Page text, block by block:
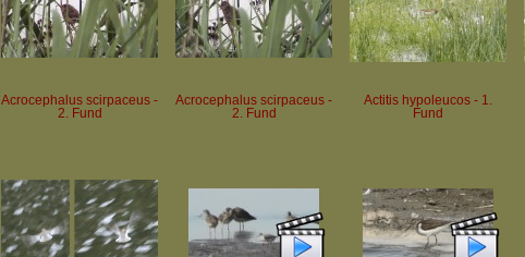
Acrocephalus scirpaceus -
2. Fund
Acrocephalus scirpaceus -
2. Fund
Actitis hypoleucos - 1.
Fund